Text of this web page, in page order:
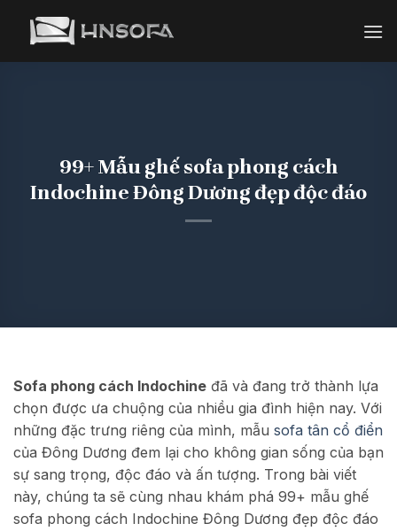
99+ Mẫu ghế sofa phong cách
Indochine Đông Dương đẹp độc đáo
Sofa phong cách Indochine đã và đang trở thành lựa
chọn được ưa chuộng của nhiều gia đình hiện nay. Với
những đặc trưng riêng của mình, mẫu sofa tân cổ điển
của Đông Dương đem lại cho không gian sống của bạn
sự sang trọng, độc đáo và ấn tượng. Trong bài viết
này, chúng ta sẽ cùng nhau khám phá 99+ mẫu ghế
sofa phong cách Indochine Đông Dương đẹp độc đáo